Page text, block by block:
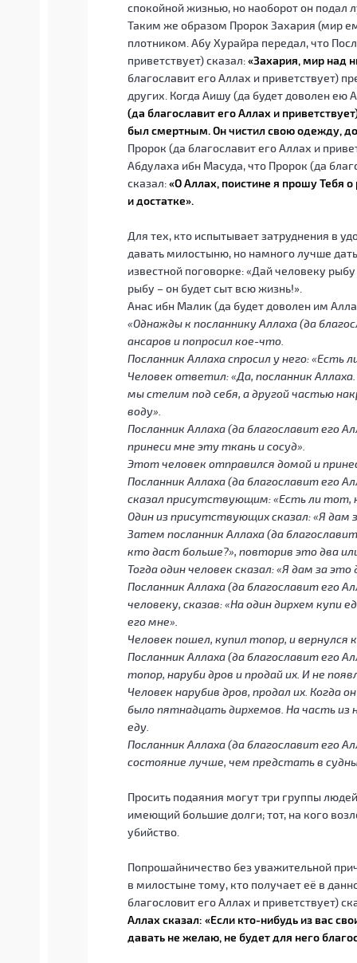
спокойной жизнью, но наоборот он подал
Таким же образом Пророк Захария (мир
плотником. Абу Хурайра передал, что
приветствует) сказал:«Захария, мир над
благославит его Аллах и приветствует)
других. Когда Аишу (да будет доволен ею
(да благославит его Аллах и
был смертным. Он чистил свою одежду,
Пророк (да благославит его Аллах и
Абдулаха ибн Масуда, что Пророк (да
сказал:«О Аллах, поистине я прошу Тебя
и достатке».
Для тех, кто испытывает затруднения в
давать милостыню, но намного лучше
известной поговорке: «Дай человеку
рыбу – он будет сыт всю жизнь!».
Анас ибн Малик (да будет доволен им
«Однажды к посланнику Аллаха (да
ансаров и попросил кое-что.
Посланник Аллаха спросил у него: «Есть
Человек ответил: «Да, посланник
мы стелим под себя, а другой частью
воду».
Посланник Аллаха (да благославит его
принеси мне эту ткань и сосуд».
Этот человек отправился домой и
Посланник Аллаха (да благославит его
сказал присутствующим: «Есть ли тот,
Один из присутствующих сказал: «Я дам
Затем посланник Аллаха (да
кто даст больше?», повторив это два
Тогда один человек сказал: «Я дам за
Посланник Аллаха (да благославит его
человеку, сказав: «На один дирхем купи
его мне».
Человек пошел, купил топор, и вернулся
Посланник Аллаха (да благославит его
топор, наруби дров и продай их. И не
Человек нарубив дров, продал их. Когда
было пятнадцать дирхемов. На часть из
еду.
Посланник Аллаха (да благославит его
состояние лучше, чем предстать в
Просить подаяния могут три группы
имеющий большие долги; тот, на кого
убийство.
Попрошайничество без уважительной
в милостыне тому, кто получает её в
благословит его Аллах и приветствует)
Аллах сказал: «Если кто-нибудь из вас
давать не желаю, не будет для него